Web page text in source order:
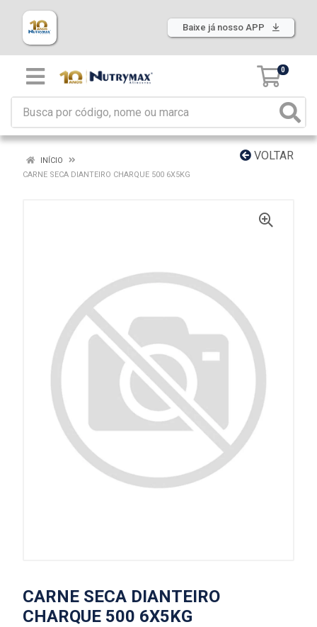
Baixe já nosso APP
0
VOLTAR
INÍCIO
CARNE SECA DIANTEIRO CHARQUE 500 6X5KG
CARNE SECA DIANTEIRO
CHARQUE 500 6X5KG